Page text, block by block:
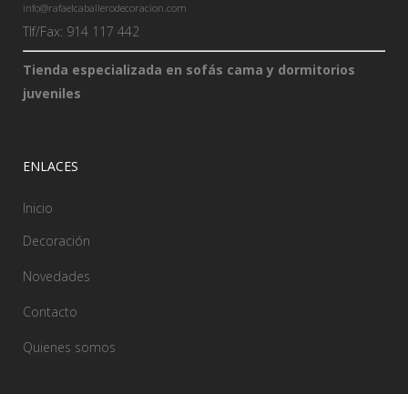
info@rafaelcaballerodecoracion.com
Tlf/Fax: 914 117 442
Tienda especializada en sofás cama y dormitorios
juveniles
ENLACES
Inicio
Decoración
Novedades
Contacto
Quienes somos